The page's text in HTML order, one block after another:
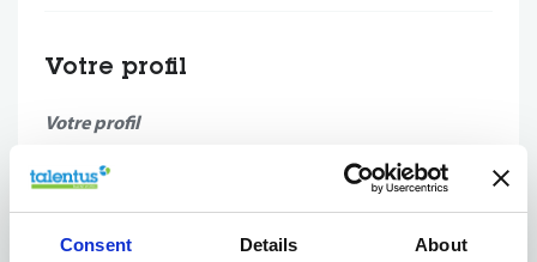
Consent Details About
Votre profil
Votre profil
Diplôme de type Master universitaire (HEC Liège,
Université de Namur, UCLouvain, HEPL, HELMO)
Spécialisation obligatoire en expertise comptable /